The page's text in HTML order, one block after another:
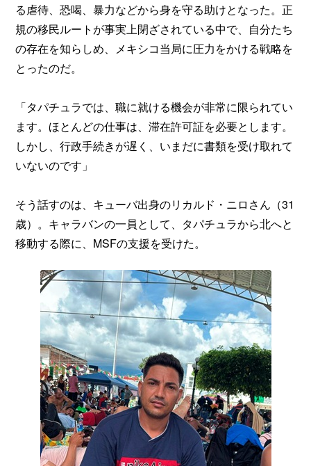
る虐待、恐喝、暴力などから身を守る助けとなった。正
規の移民ルートが事実上閉ざされている中で、自分たち
の存在を知らしめ、メキシコ当局に圧力をかける戦略を
とったのだ。
「タパチュラでは、職に就ける機会が非常に限られてい
ます。ほとんどの仕事は、滞在許可証を必要とします。
しかし、行政手続きが遅く、いまだに書類を受け取れて
いないのです」
そう話すのは、キューバ出身のリカルド・ニロさん（31
歳）。キャラバンの一員として、タパチュラから北へと
移動する際に、MSFの支援を受けた。